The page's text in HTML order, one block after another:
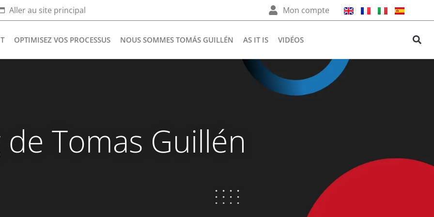
Aller au site principal Mon compte
OPTIMISEZ VOS PROCESSUS NOUS SOMMES TOMÁS GUILLÉN AS IT IS VIDÉOS
de Tomas Guillén